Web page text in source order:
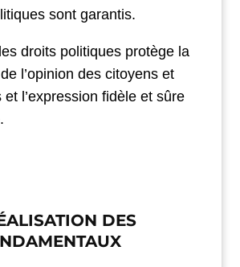
sont garantis.
droits politiques protège la
l’opinion des citoyens et
l’expression fidèle et sûre
DES